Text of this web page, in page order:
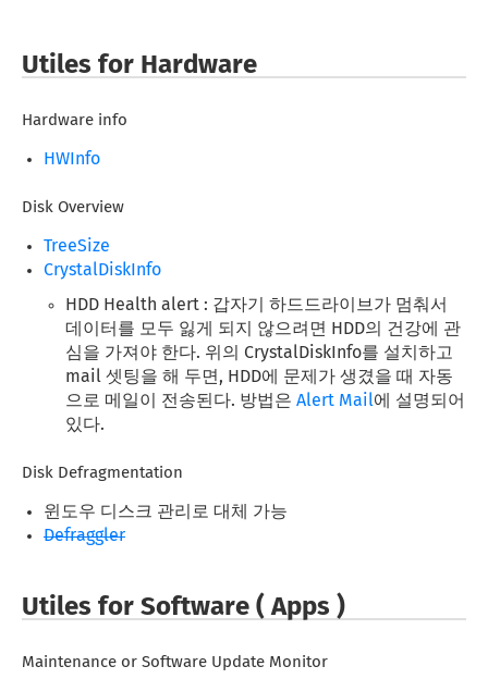
Utiles for Hardware
Hardware info
HWInfo
Disk Overview
TreeSize
CrystalDiskInfo
HDD Health alert : 갑자기 하드드라이브가 멈춰서
데이터를 모두 잃게 되지 않으려면 HDD의 건강에 관
심을 가져야 한다. 위의 CrystalDiskInfo를 설치하고
mail 셋팅을 해 두면, HDD에 문제가 생겼을 때 자동
으로 메일이 전송된다. 방법은 Alert Mail에 설명되어
있다.
Disk Defragmentation
윈도우 디스크 관리로 대체 가능
Defraggler
Utiles for Software ( Apps )
Maintenance or Software Update Monitor